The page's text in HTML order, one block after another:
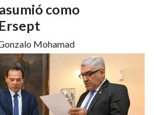
como
Mohamad